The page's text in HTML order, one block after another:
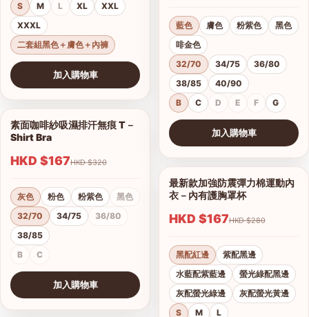
S M L XL
XXL
XXXL
二套組黑色＋膚色＋內褲
加入購物車
1/17
查看圖片
素面咖啡紗吸濕排汗無痕 T－
Shirt Bra
HKD $167 HKD $320
灰色 粉色 粉紫色
黑色
32/70
34/75
36/80
38/85
B
C
加入購物車
查看圖片
藍色 膚色 粉紫色
黑色
啡金色
32/70
34/75
36/80
38/85
40/90
B
C D E F G
加入購物車
1/11
查看圖片
最新款加強防震彈力棉運動內
衣－內有護胸罩杯
HKD $167 HKD $280
黑配紅邊
紫配黑邊
水藍配紫藍邊
螢光綠配黑邊
灰配螢光綠邊
灰配螢光黃邊
S
M L